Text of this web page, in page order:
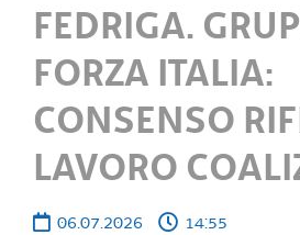
FEDRIGA.
FORZA ITALIA:
CONSENSO
LAVORO
06.07.2026
14:55